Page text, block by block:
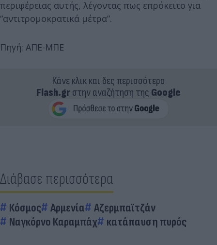
περιφέρειας αυτής, λέγοντας πως επρόκειτο για
“αντιτρομοκρατικά μέτρα”.
Πηγή: ΑΠΕ-ΜΠΕ
Κάνε κλικ και δες περισσότερο
Flash.grστην αναζήτηση της Google
Διάβασε περισσότερα
Κόσμος Αρμενία
Αζερμπαϊτζάν
Ναγκόρνο Καραμπάχ
κατάπαυση πυρός